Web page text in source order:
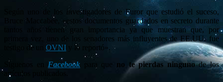
Según uno de los investigadores de Furor que estudió el suceso,
Bruce Maccabee, «estos documentos guardados en secreto durante
tantos años tienen gran importancia ya que muestran que, por
primera vez, uno de los senadores más influyentes de EE.UU. fue
testigo de un OVNI y lo reportó».
Síguenos en Facebook para que no te pierdas ningunode los
artículos publicados.